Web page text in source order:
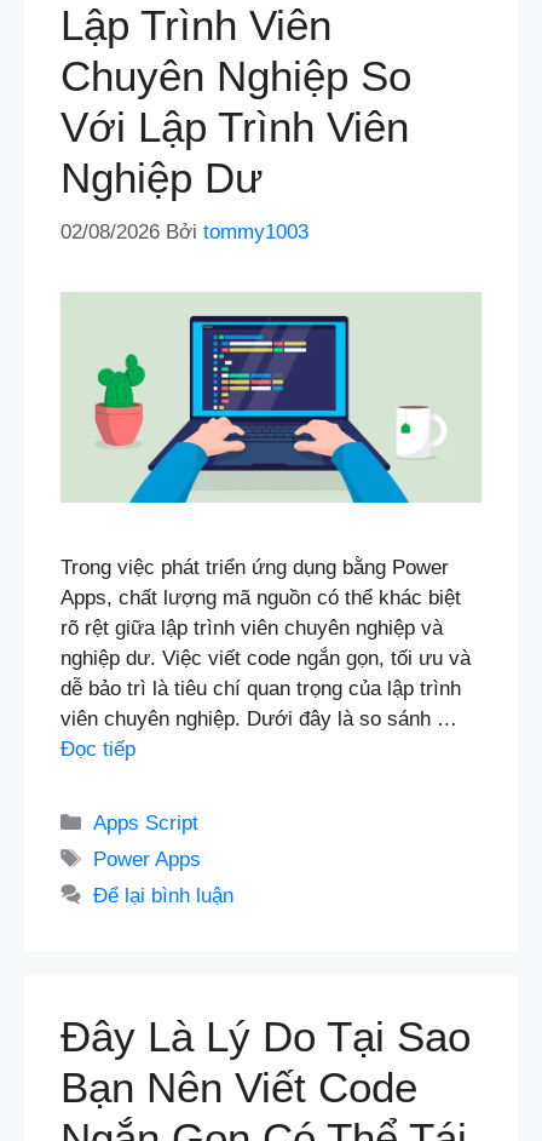
Lập Trình Viên
Chuyên Nghiệp So
Với Lập Trình Viên
Nghiệp Dư
02/08/2026 Bởi tommy1003
Trong việc phát triển ứng dụng bằng Power
Apps, chất lượng mã nguồn có thể khác biệt
rõ rệt giữa lập trình viên chuyên nghiệp và
nghiệp dư. Việc viết code ngắn gọn, tối ưu và
dễ bảo trì là tiêu chí quan trọng của lập trình
viên chuyên nghiệp. Dưới đây là so sánh …
Đọc tiếp
Danh
mục
Apps Script
Thẻ
Power Apps
Để lại bình luận
Đây Là Lý Do Tại Sao
Bạn Nên Viết Code